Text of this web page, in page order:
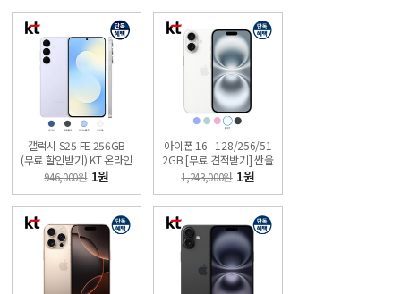
갤럭시 S25 FE 256GB
(무료 할인받기) KT 온라인
샵 싼올레폰
946,000원 1원
아이폰 16 - 128/256/51
2GB [무료 견적받기] 싼올
레폰
1,243,000원 1원